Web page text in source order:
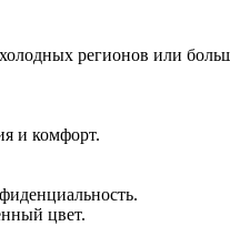
регионов или
и комфорт.
цвет.